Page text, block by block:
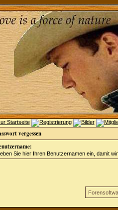
vergessen
Sie hier Ihren Benutzernamen ein, damit